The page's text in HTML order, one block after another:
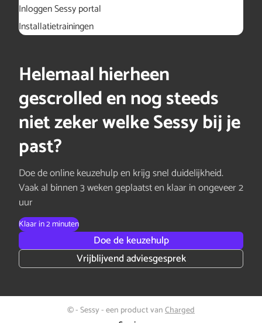
Inloggen Sessy portal
Installatietrainingen
Helemaal hierheen
gescrolled en nog steeds
niet zeker welke Sessy bij je
past?
Doe de online keuzehulp en krijg snel duidelijkheid.
Vaak al binnen 3 weken geplaatst en klaar in ongeveer 2
uur
Klaar in 2 minuten
Doe de keuzehulp
Vrijblijvend adviesgesprek
© - Sessy - een product vanCharged